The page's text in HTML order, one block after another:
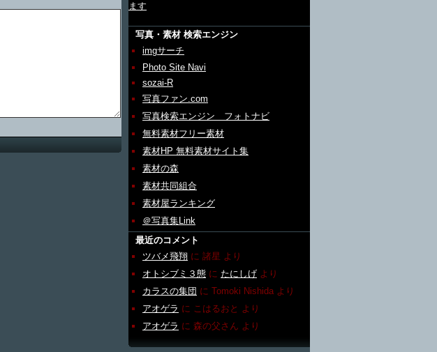
ます
写真・素材 検索エンジン
imgサーチ
Photo Site Navi
sozai-R
写真ファン.com
写真検索エンジン フォトナビ
無料素材フリー素材
素材HP 無料素材サイト集
素材の森
素材共同組合
素材屋ランキング
＠写真集Link
最近のコメント
ツバメ飛翔 に 諸星 より
オトシブミ３態 に たにしげ より
カラスの集団 に Tomoki Nishida より
アオゲラ に こはるおと より
アオゲラ に 森の父さん より